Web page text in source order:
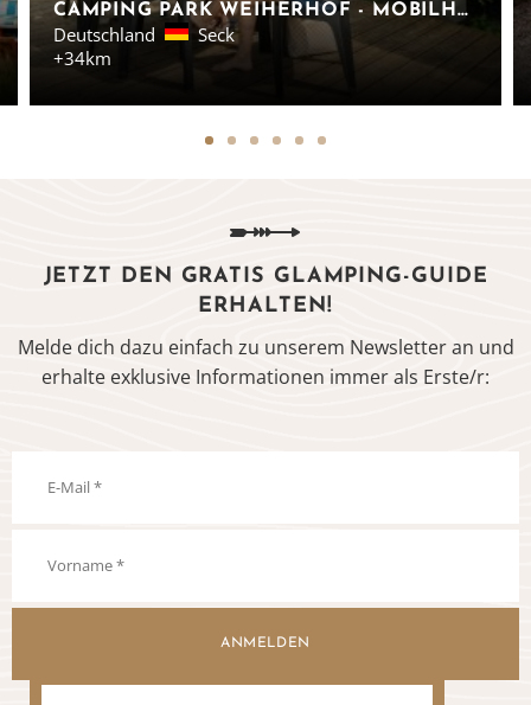
CAMPING PARK WEIHERHOF - MOBILHEIME & SCHLAFFÄSSER IM WESTERWALD
Deutschland
Seck
+34km
JETZT DEN GRATIS GLAMPING-GUIDE
ERHALTEN!
Melde dich dazu einfach zu unserem Newsletter an und
erhalte exklusive Informationen immer als Erste/r:
ANMELDEN